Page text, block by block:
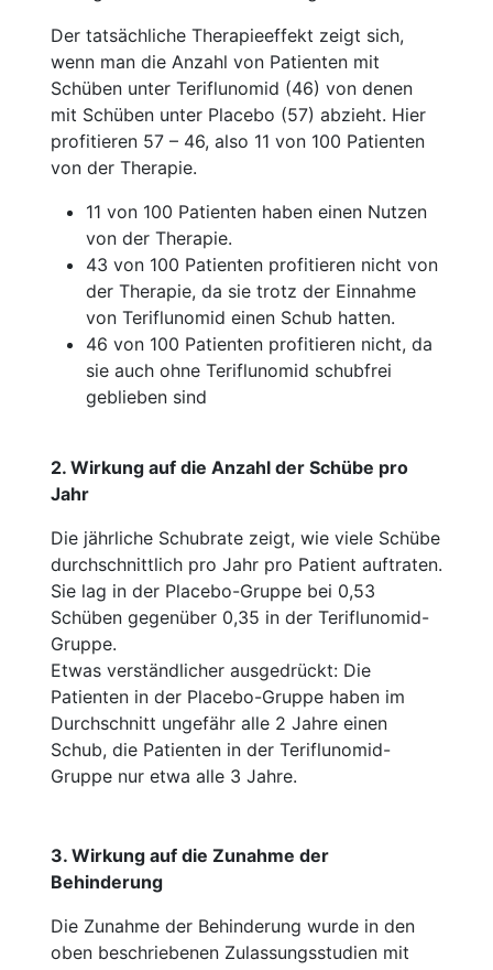
Der tatsächliche Therapieeffekt zeigt sich,
wenn man die Anzahl von Patienten mit
Schüben unter Teriflunomid (46) von denen
mit Schüben unter Placebo (57) abzieht. Hier
profitieren 57 – 46, also 11 von 100 Patienten
von der Therapie.
11 von 100 Patienten haben einen Nutzen
von der Therapie.
43 von 100 Patienten profitieren nicht von
der Therapie, da sie trotz der Einnahme
von Teriflunomid einen Schub hatten.
46 von 100 Patienten profitieren nicht, da
sie auch ohne Teriflunomid schubfrei
geblieben sind
2. Wirkung auf die Anzahl der Schübe pro
Jahr
Die jährliche Schubrate zeigt, wie viele Schübe
durchschnittlich pro Jahr pro Patient auftraten.
Sie lag in der Placebo-Gruppe bei 0,53
Schüben gegenüber 0,35 in der Teriflunomid-
Gruppe.
Etwas verständlicher ausgedrückt: Die
Patienten in der Placebo-Gruppe haben im
Durchschnitt ungefähr alle 2 Jahre einen
Schub, die Patienten in der Teriflunomid-
Gruppe nur etwa alle 3 Jahre.
3. Wirkung auf die Zunahme der
Behinderung
Die Zunahme der Behinderung wurde in den
oben beschriebenen Zulassungsstudien mit